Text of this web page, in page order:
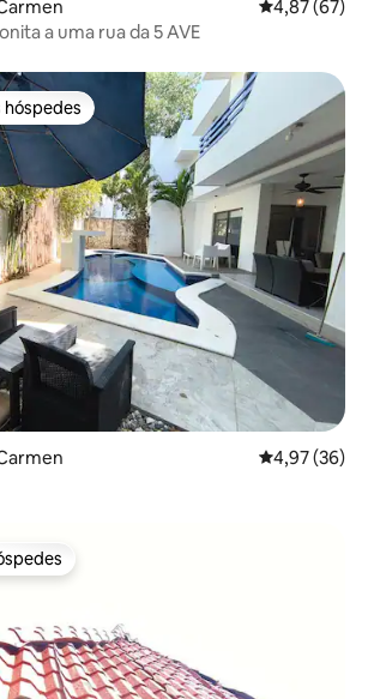
4,87 de uma
4,87 (67)
a uma rua da 5 AVE
preferidos dos hóspedes
hóspedes
4,97 de uma
4,97 (36)